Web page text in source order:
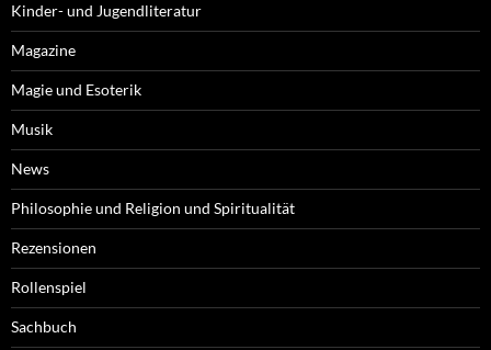
Kinder- und Jugendliteratur
Magazine
Magie und Esoterik
Musik
News
Philosophie und Religion und Spiritualität
Rezensionen
Rollenspiel
Sachbuch